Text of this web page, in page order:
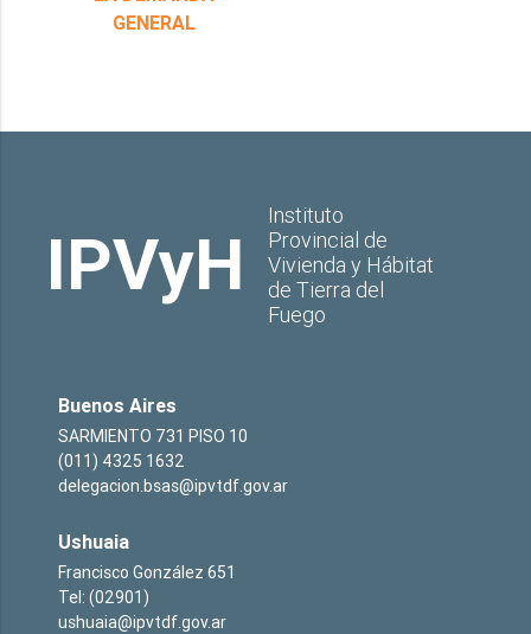
GENERAL
IPVyH
Instituto
Provincial de
Vivienda y Hábitat
de Tierra del
Fuego
Buenos Aires
SARMIENTO 731 PISO 10
(011) 4325 1632
delegacion.bsas@ipvtdf.gov.ar
Ushuaia
Francisco González 651
Tel: (02901)
ushuaia@ipvtdf.gov.ar